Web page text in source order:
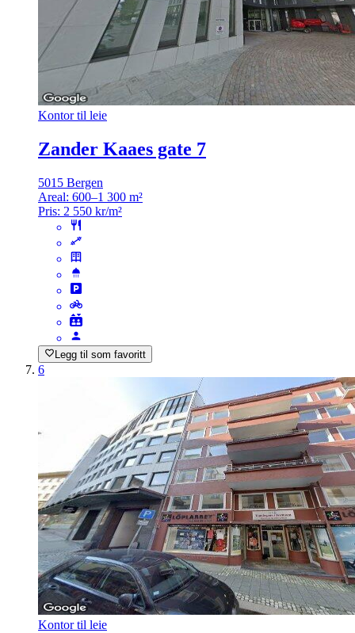
Kontor til leie
Zander Kaaes gate 7
5015 Bergen
Areal: 600–1 300 m²
Pris: 2 550 kr/m²
Legg til som favoritt
6
Kontor til leie